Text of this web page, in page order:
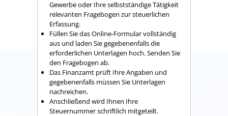
Gewerbe oder Ihre selbstständige Tätigkeit
relevanten Fragebogen zur steuerlichen
Erfassung.
Füllen Sie das Online-Formular vollständig
aus und laden Sie gegebenenfalls die
erforderlichen Unterlagen hoch. Senden Sie
den Fragebogen ab.
Das Finanzamt prüft Ihre Angaben und
gegebenenfalls müssen Sie Unterlagen
nachreichen.
Anschließend wird Ihnen Ihre
Steuernummer schriftlich mitgeteilt.